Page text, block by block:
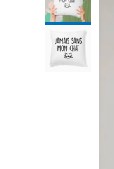
Charger